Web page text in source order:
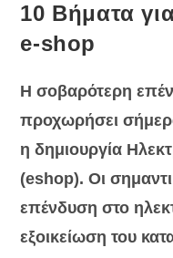
10 Βήματα
e-shop
Η σοβαρότερη
προχωρήσει
η δημιουργία
(eshop). Οι
επένδυση στο
εξοικείωση του